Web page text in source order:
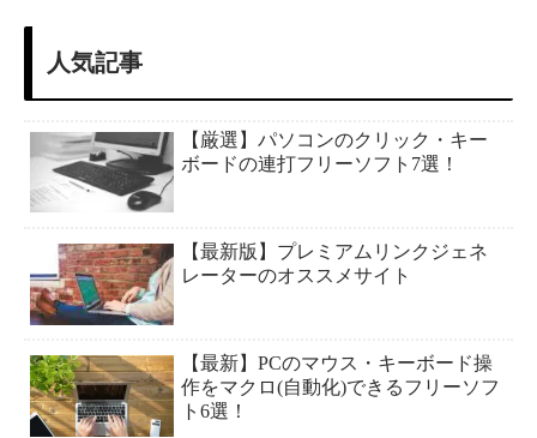
人気記事
【厳選】パソコンのクリック・キー
ボードの連打フリーソフト7選！
【最新版】プレミアムリンクジェネ
レーターのオススメサイト
【最新】PCのマウス・キーボード操
作をマクロ(自動化)できるフリーソフ
ト6選！